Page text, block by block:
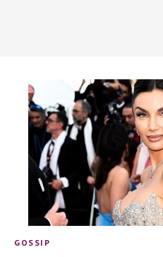
GOSSIP